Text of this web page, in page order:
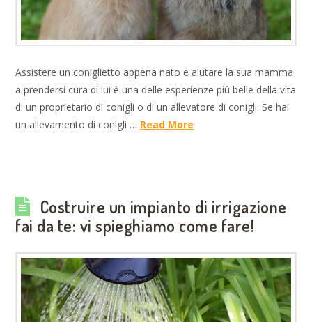
Assistere un coniglietto appena nato e aiutare la sua mamma
a prendersi cura di lui è una delle esperienze più belle della vita
di un proprietario di conigli o di un allevatore di conigli. Se hai
un allevamento di conigli … Read More
Costruire un impianto di irrigazione
fai da te: vi spieghiamo come fare!